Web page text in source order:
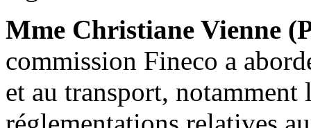
Mme Christiane Vienne
commission Fineco a
et au transport, notamment